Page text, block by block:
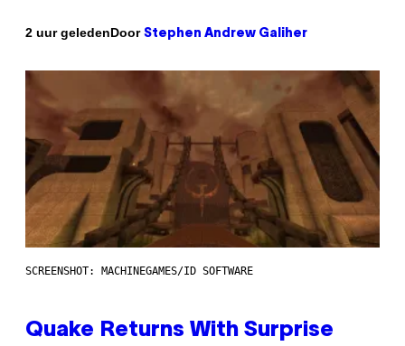
2 uur geledenDoor Stephen Andrew Galiher
SCREENSHOT: MACHINEGAMES/ID SOFTWARE
Quake Returns With Surprise